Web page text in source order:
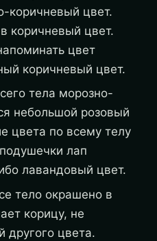
коричневый цвет.
коричневый цвет.
цвет
коричневый цвет.
тела морозно-
небольшой розовый
цвета по всему телу
лап
лавандовый цвет.
тело окрашено в
корицу, не
другого цвета.